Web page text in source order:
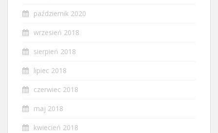
październik 2020
wrzesień 2018
sierpień 2018
lipiec 2018
czerwiec 2018
maj 2018
kwiecień 2018